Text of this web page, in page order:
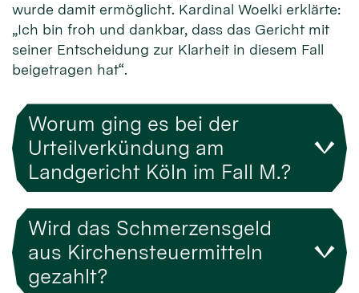
wurde damit ermöglicht. Kardinal Woelki erklärte:
„Ich bin froh und dankbar, dass das Gericht mit
seiner Entscheidung zur Klarheit in diesem Fall
beigetragen hat“.
Worum ging es bei der
Urteilverkündung am
Landgericht Köln im Fall M.?
Wird das Schmerzensgeld
aus Kirchensteuermitteln
gezahlt?